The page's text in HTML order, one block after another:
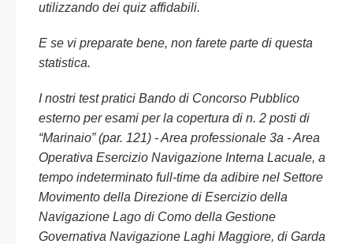
utilizzando dei quiz affidabili.
E se vi preparate bene, non farete parte di questa
statistica.
I nostri test pratici Bando di Concorso Pubblico
esterno per esami per la copertura di n. 2 posti di
“Marinaio” (par. 121) - Area professionale 3a - Area
Operativa Esercizio Navigazione Interna Lacuale, a
tempo indeterminato full-time da adibire nel Settore
Movimento della Direzione di Esercizio della
Navigazione Lago di Como della Gestione
Governativa Navigazione Laghi Maggiore, di Garda